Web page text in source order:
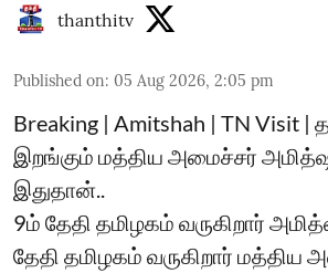
thanthitv
Published on: 05 Aug 2026, 2:05 pm
Breaking | Amitshah | TN Visit |
இறங்கும் மத்திய அமைச்சர்
இதுதான்..
9ம் தேதி தமிழகம் வருகிறார்
தேதி தமிழகம் வருகிறார் மத்திய